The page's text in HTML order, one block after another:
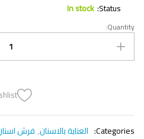
Status:
In stock
Quantity:
Categories: العناية بالاسنان, فرش